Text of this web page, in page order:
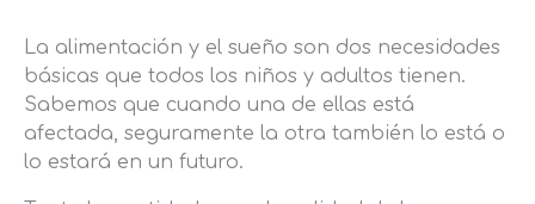
La alimentación y el sueño son dos necesidades
básicas que todos los niños y adultos tienen.
Sabemos que cuando una de ellas está
afectada, seguramente la otra también lo está o
lo estará en un futuro.